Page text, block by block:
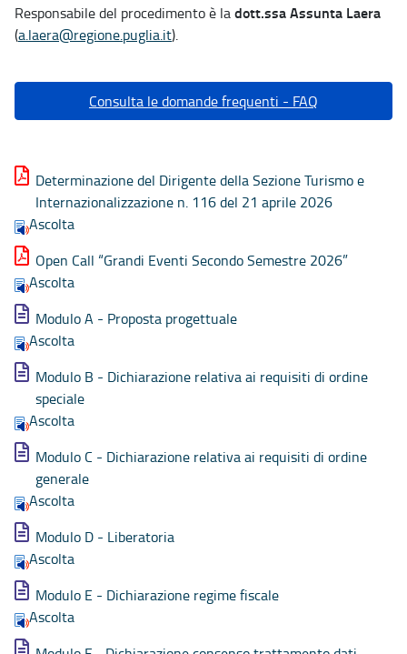
Responsabile del procedimento è ladott.ssa Assunta Laera
(a.laera@regione.puglia.it).
Consulta le domande frequenti - FAQ
Determinazione del Dirigente della Sezione Turismo e
Internazionalizzazione n. 116 del 21 aprile 2026
Ascolta
Open Call “Grandi Eventi Secondo Semestre 2026”
Ascolta
Modulo A - Proposta progettuale
Ascolta
Modulo B - Dichiarazione relativa ai requisiti di ordine
speciale
Ascolta
Modulo C - Dichiarazione relativa ai requisiti di ordine
generale
Ascolta
Modulo D - Liberatoria
Ascolta
Modulo E - Dichiarazione regime fiscale
Ascolta